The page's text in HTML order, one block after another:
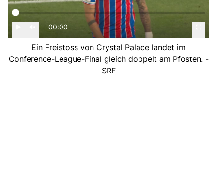
00:00
Ein Freistoss von Crystal Palace landet im
Conference-League-Final gleich doppelt am Pfosten. -
SRF